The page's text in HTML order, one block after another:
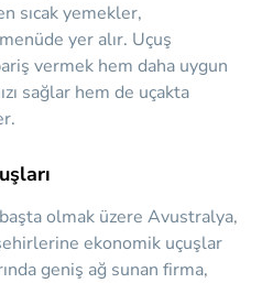
sıcak yemekler,
yer alır. Uçuş
vermek hem daha uygun
sağlar hem de uçakta
olmak üzere Avustralya,
ekonomik uçuşlar
geniş ağ sunan firma,